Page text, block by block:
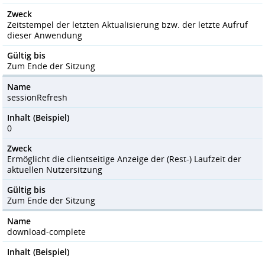
Zweck
Zeitstempel der letzten Aktualisierung bzw. der letzte Aufruf
dieser Anwendung
Gültig bis
Zum Ende der Sitzung
Name
sessionRefresh
Inhalt (Beispiel)
0
Zweck
Ermöglicht die clientseitige Anzeige der (Rest-) Laufzeit der
aktuellen Nutzersitzung
Gültig bis
Zum Ende der Sitzung
Name
download-complete
Inhalt (Beispiel)